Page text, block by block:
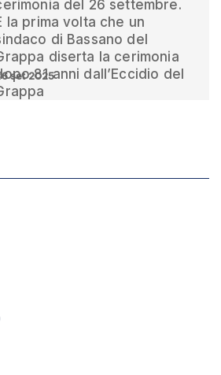
del 26 settembre.
la prima volta che un
di Bassano del
diserta la cerimonia
81 anni dall’Eccidio del
set 2025